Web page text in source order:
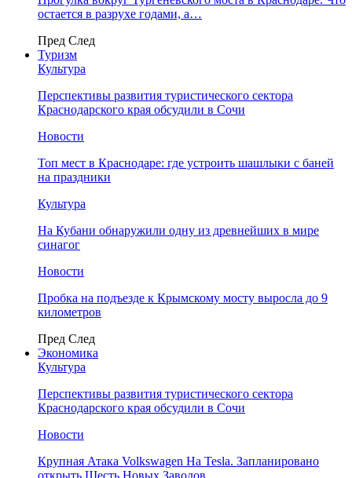
остается в разрухе годами, а…
Пред След
Туризм
Культура
Перспективы развития туристического сектора
Краснодарского края обсудили в Сочи
Новости
Топ мест в Краснодаре: где устроить шашлыки с баней
на праздники
Культура
На Кубани обнаружили одну из древнейших в мире
синагог
Новости
Пробка на подъезде к Крымскому мосту выросла до 9
километров
Пред След
Экономика
Культура
Перспективы развития туристического сектора
Краснодарского края обсудили в Сочи
Новости
Крупная Атака Volkswagen На Tesla. Запланировано
открыть Шесть Новых Заводов